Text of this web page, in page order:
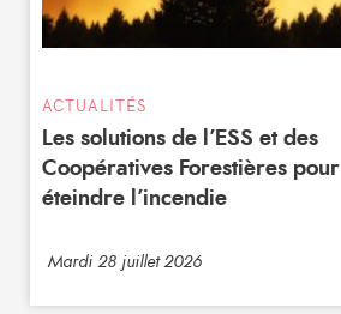
ACTUALITÉS
Les solutions de l’ESS et des
Coopératives Forestières pour
éteindre l’incendie
Mardi 28 juillet 2026